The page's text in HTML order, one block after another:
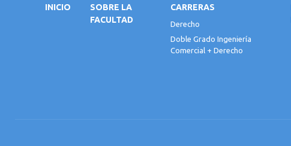
INICIO
SOBRE LA
FACULTAD
CARRERAS
Derecho
Doble Grado Ingeniería
Comercial + Derecho